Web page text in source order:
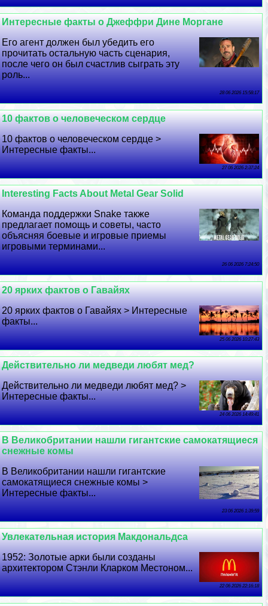
Интересные факты о Джеффри Дине Моргане
Его агент должен был убедить его
прочитать остальную часть сценария,
после чего он был счастлив сыграть эту
роль...
28 06 2026 15:58:17
10 фактов о человеческом сердце
10 фактов о человеческом сердце >
Интересные факты...
27 06 2026 2:37:24
Interesting Facts About Metal Gear Solid
Комaнда поддержки Snake также
предлагает помощь и советы, часто
объясняя боевые и игровые приемы
игровыми терминами...
26 06 2026 7:24:50
20 ярких фактов о Гавайях
20 ярких фактов о Гавайях > Интересные
факты...
25 06 2026 10:27:43
Действительно ли медведи любят мед?
Действительно ли медведи любят мед? >
Интересные факты...
24 06 2026 14:49:41
В Великобритании нашли гигантские самокатящиеся
снежные комы
В Великобритании нашли гигантские
самокатящиеся снежные комы >
Интересные факты...
23 06 2026 1:39:59
Увлекательная история Макдональдса
1952: Золотые арки были созданы
архитектором Стэнли Кларком Местоном...
22 06 2026 22:16:18